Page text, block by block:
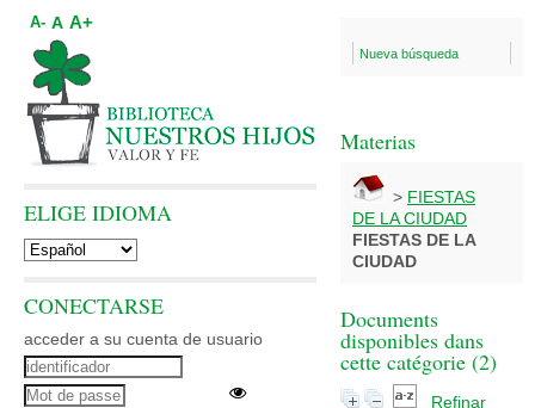
Nueva búsqueda
Materias
> FIESTAS
DE LA CIUDAD
FIESTAS DE LA
CIUDAD
Documents
disponibles dans
cette catégorie (2)
Refinar
A- A A+
ELIGE IDIOMA
CONECTARSE
acceder a su cuenta de usuario